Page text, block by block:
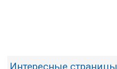
Интересные страницы